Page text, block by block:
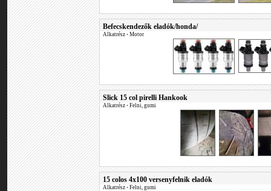
Befecskendezők eladók/honda/
Alkatrész • Motor
Slick 15 col pirelli Hankook
Alkatrész • Felni, gumi
15 colos 4x100 versenyfelnik eladók
Alkatrész • Felni, gumi